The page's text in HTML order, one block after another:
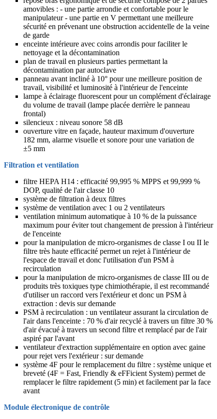
amovibles : - une partie arrondie et confortable pour le
manipulateur - une partie en V permettant une meilleure
sécurité en prévenant une obstruction accidentelle de la veine
de garde
enceinte intérieure avec coins arrondis pour faciliter le
nettoyage et la décontamination
plan de travail en plusieurs parties permettant la
décontamination par autoclave
panneau avant incliné à 10° pour une meilleure position de
travail, visibilité et luminosité à l'intérieur de l'enceinte
lampe à éclairage fluorescent pour un complément d'éclairage
du volume de travail (lampe placée derrière le panneau
frontal)
silencieux : niveau sonore 58 dB
ouverture vitre en façade, hauteur maximum d'ouverture
182 mm, alarme visuelle et sonore pour une variation de
±5 mm
Filtration et ventilation
filtre HEPA H14 : efficacité 99,995 % MPPS et 99,999 %
DOP, qualité de l'air classe 10
système de filtration à deux filtres
système de ventilation avec 1 ou 2 ventilateurs
ventilation minimum automatique à 10 % de la puissance
maximum pour éviter tout changement de pression à l'intérieur
de l'enceinte
pour la manipulation de micro-organismes de classe I ou II le
filtre très haute efficacité permet un rejet à l'intérieur de
l'espace de travail et donc l'utilisation d'un PSM à
recirculation
pour la manipulation de micro-organismes de classe III ou de
produits très toxiques type chimiothérapie, il est recommandé
d'utiliser un raccord vers l'extérieur et donc un PSM à
extraction : devis sur demande
PSM à recirculation : un ventilateur assurant la circulation de
l'air dans l'enceinte : 70 % d'air recyclé à travers un filtre 30 %
d'air évacué à travers un second filtre et remplacé par de l'air
aspiré par l'avant
ventilateur d'extraction supplémentaire en option avec gaine
pour rejet vers l'extérieur : sur demande
système 4F pour le remplacement du filtre : système unique et
breveté (4F = Fast, Friendly & eFFicient System) permet de
remplacer le filtre rapidement (5 min) et facilement par la face
avant
Module électronique de contrôle